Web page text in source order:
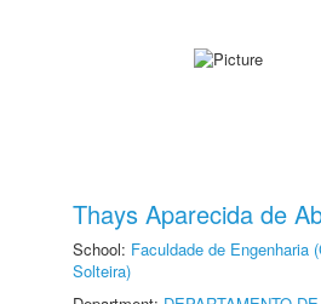
Thays Aparecida de
School: Faculdade de Engenharia
Solteira)